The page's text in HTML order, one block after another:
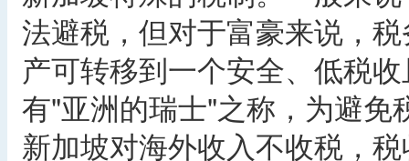
法避税，但对于富豪来说，
产可转移到一个安全、低税
有"亚洲的瑞士"之称，为避
新加坡对海外收入不收税，